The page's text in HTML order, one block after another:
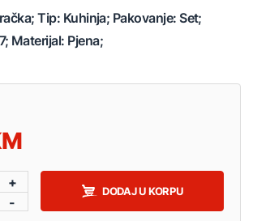
Tip: Kuhinja; Pakovanje: Set;
Materijal: Pjena;
+
-
DODAJ U KORPU